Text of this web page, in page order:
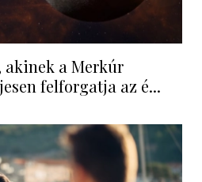
akinek a Merkúr
felforgatja az é...